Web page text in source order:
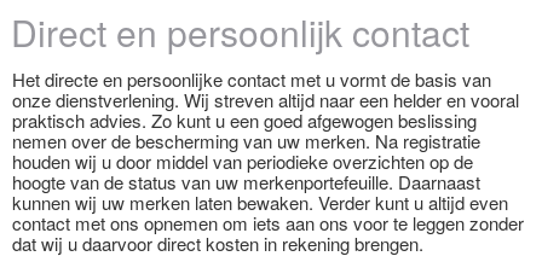
Direct en persoonlijk contact
Het directe en persoonlijke contact met u vormt de basis van
onze dienstverlening. Wij streven altijd naar een helder en vooral
praktisch advies. Zo kunt u een goed afgewogen beslissing
nemen over de bescherming van uw merken. Na registratie
houden wij u door middel van periodieke overzichten op de
hoogte van de status van uw merkenportefeuille. Daarnaast
kunnen wij uw merken laten bewaken. Verder kunt u altijd even
contact met ons opnemen om iets aan ons voor te leggen zonder
dat wij u daarvoor direct kosten in rekening brengen.